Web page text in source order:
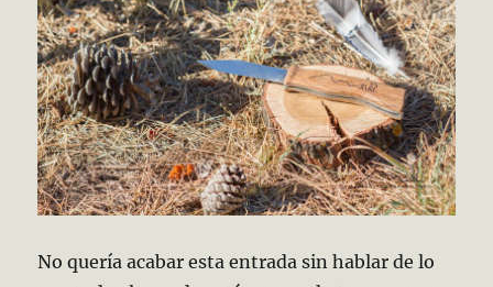
No quería acabar esta entrada sin hablar de lo